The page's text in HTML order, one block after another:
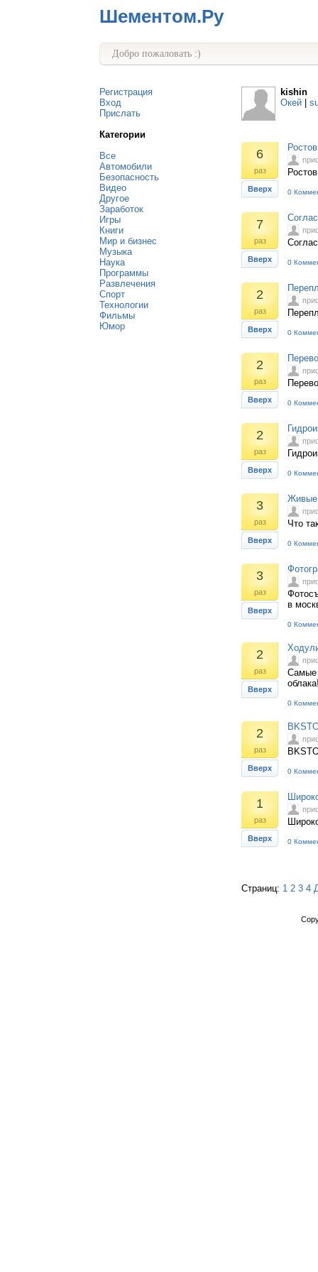
Шементом.Ру
Добро пожаловать :)
Регистрация
Вход
Прислать
Категории
Все
Автомобили
Безопасность
Видео
Другое
Заработок
Игры
Книги
Мир и бизнес
Музыка
Наука
Программы
Развлечения
Спорт
Технологии
Фильмы
Юмор
kishin
Окей
6
раз
Вверх 0
7
раз
Вверх 0
2
раз
Вверх 0
2
раз
Вверх 0
2
раз
Вверх 0
3
раз
Вверх
Живые
Что
0
3
раз
Вверх
в
0
2
раз
Вверх
Самые
0
2
раз
Вверх 0
1
раз
Вверх 0
Страниц: 1 2 3 4